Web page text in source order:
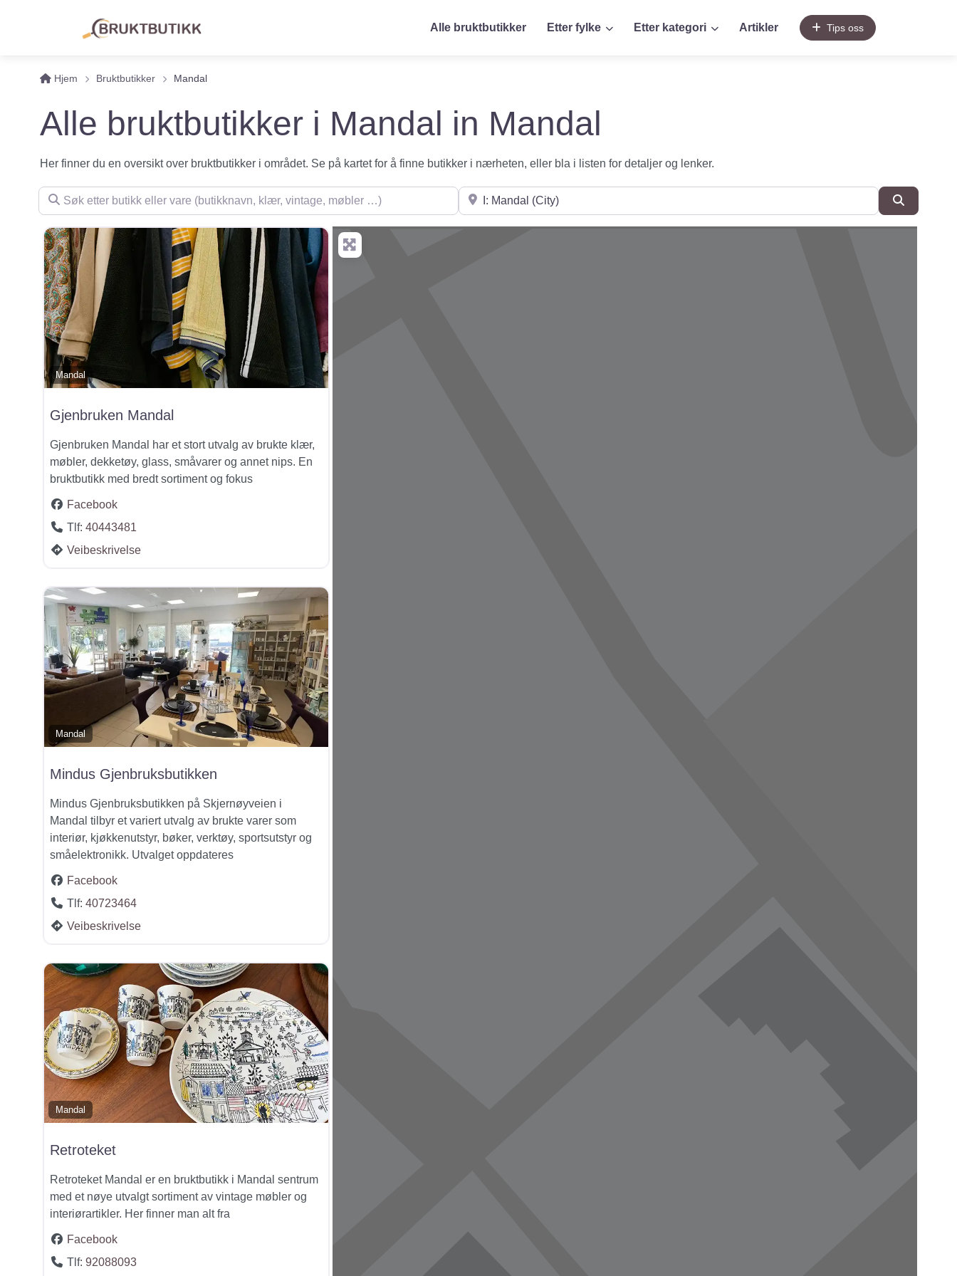
Alle bruktbutikker Etter fylke Etter kategori Artikler Tips oss
Hjem Bruktbutikker Mandal
Alle bruktbutikker i Mandal in Mandal
Her finner du en oversikt over bruktbutikker i området. Se på kartet for å finne butikker i nærheten, eller bla i listen for detaljer og lenker.
Søk etter butikk eller vare (butikknavn, klær, vintage, møbler …) Søk i nærheten
Mandal
Gjenbruken Mandal
Gjenbruken Mandal har et stort utvalg av brukte klær,
møbler, dekketøy, glass, småvarer og annet nips. En
bruktbutikk med bredt sortiment og fokus
Facebook
Tlf: 40443481
Veibeskrivelse
Mandal
Mindus Gjenbruksbutikken
Mindus Gjenbruksbutikken på Skjernøyveien i
Mandal tilbyr et variert utvalg av brukte varer som
interiør, kjøkkenutstyr, bøker, verktøy, sportsutstyr og
småelektronikk. Utvalget oppdateres
Facebook
Tlf: 40723464
Veibeskrivelse
Mandal
Retroteket
Retroteket Mandal er en bruktbutikk i Mandal sentrum
med et nøye utvalgt sortiment av vintage møbler og
interiørartikler. Her finner man alt fra
Facebook
Tlf: 92088093